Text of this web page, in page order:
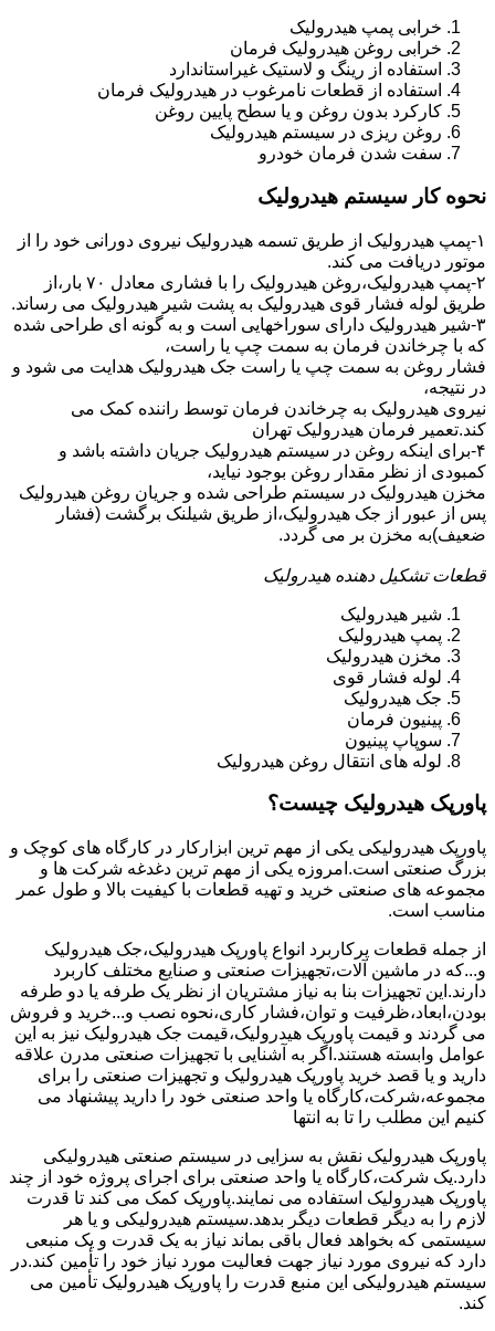
خرابی پمپ هیدرولیک
خرابی روغن هیدرولیک فرمان
استفاده از رینگ و لاستیک غیراستاندارد
استفاده از قطعات نامرغوب در هیدرولیک فرمان
کارکرد بدون روغن و یا سطح پایین روغن
روغن ریزی در سیستم هیدرولیک
سفت شدن فرمان خودرو
نحوه کار سیستم هیدرولیک
۱-پمپ هیدرولیک از طریق تسمه هیدرولیک نیروی دورانی خود را از
موتور دریافت می کند.
۲-پمپ هیدرولیک،روغن هیدرولیک را با فشاری معادل ۷۰ بار،از
طریق لوله فشار قوی هیدرولیک به پشت شیر هیدرولیک می رساند.
۳-شیر هیدرولیک دارای سوراخهایی است و به گونه ای طراحی شده
که با چرخاندن فرمان به سمت چپ یا راست،
فشار روغن به سمت چپ یا راست جک هیدرولیک هدایت می شود و
در نتیجه،
نیروی هیدرولیک به چرخاندن فرمان توسط راننده کمک می
کند.تعمیر فرمان هیدرولیک تهران
۴-برای اینکه روغن در سیستم هیدرولیک جریان داشته باشد و
کمبودی از نظر مقدار روغن بوجود نیاید،
مخزن هیدرولیک در سیستم طراحی شده و جریان روغن هیدرولیک
پس از عبور از جک هیدرولیک،از طریق شیلنک برگشت (فشار
ضعیف)به مخزن بر می گردد.
قطعات تشکیل دهنده هیدرولیک
شیر هیدرولیک
پمپ هیدرولیک
مخزن هیدرولیک
لوله فشار قوی
جک هیدرولیک
پینیون فرمان
سوپاپ پینیون
لوله های انتقال روغن هیدرولیک
پاورپک هیدرولیک چیست؟
پاورپک هیدرولیکی یکی از مهم ترین ابزارکار در کارگاه های کوچک و
بزرگ صنعتی است.امروزه یکی از مهم ترین دغدغه شرکت ها و
مجموعه های صنعتی خرید و تهیه قطعات با کیفیت بالا و طول عمر
مناسب است.
از جمله قطعات پرکاربرد انواع پاورپک هیدرولیک،جک هیدرولیک
و...که در ماشین آلات،تجهیزات صنعتی و صنایع مختلف کاربرد
دارند.این تجهیزات بنا به نیاز مشتریان از نظر یک طرفه یا دو طرفه
بودن،ابعاد،ظرفیت و توان،فشار کاری،نحوه نصب و...خرید و فروش
می گردند و قیمت پاورپک هیدرولیک،قیمت جک هیدرولیک نیز به این
عوامل وابسته هستند.اگر به آشنایی با تجهیزات صنعتی مدرن علاقه
دارید و یا قصد خرید پاورپک هیدرولیک و تجهیزات صنعتی را برای
مجموعه،شرکت،کارگاه یا واحد صنعتی خود را دارید پیشنهاد می
کنیم این مطلب را تا به انتها
پاورپک هیدرولیک نقش به سزایی در سیستم صنعتی هیدرولیکی
دارد.یک شرکت،کارگاه یا واحد صنعتی برای اجرای پروژه خود از چند
پاورپک هیدرولیک استفاده می نمایند.پاورپک کمک می کند تا قدرت
لازم را به دیگر قطعات دیگر بدهد.سیستم هیدرولیکی و یا هر
سیستمی که بخواهد فعال باقی بماند نیاز به یک قدرت و یک منبعی
دارد که نیروی مورد نیاز جهت فعالیت مورد نیاز خود را تأمین کند.در
سیستم هیدرولیکی این منبع قدرت را پاورپک هیدرولیک تأمین می
کند.